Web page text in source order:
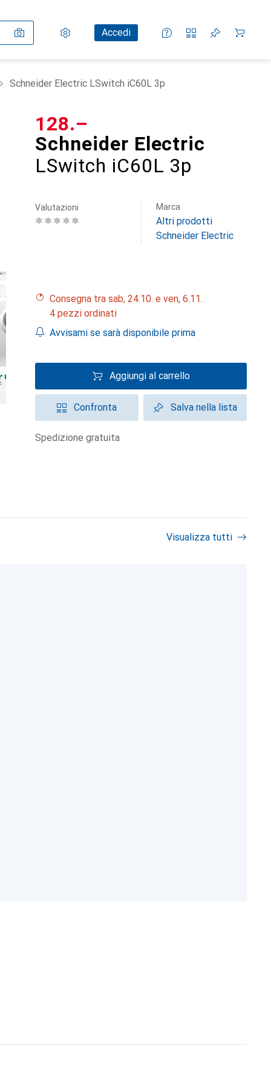
Impostazioni
Conto clienteAccedi
Liste di confronto
Liste dei desideri
Carrello
Schneider Electric LSwitch iC60L 3p
Schneider Electric
LSwitch iC60L 3p
CHF
128.–
Valutazioni Marca
Altri prodotti
Schneider Electric
Consegna tra sab, 24.10. e ven, 6.11.
4 pezzi ordinati
Avvisami se sarà disponibile prima
Aggiungi al carrello
Confronta Salva nella lista
spedizione gratuita
Visualizza tutti